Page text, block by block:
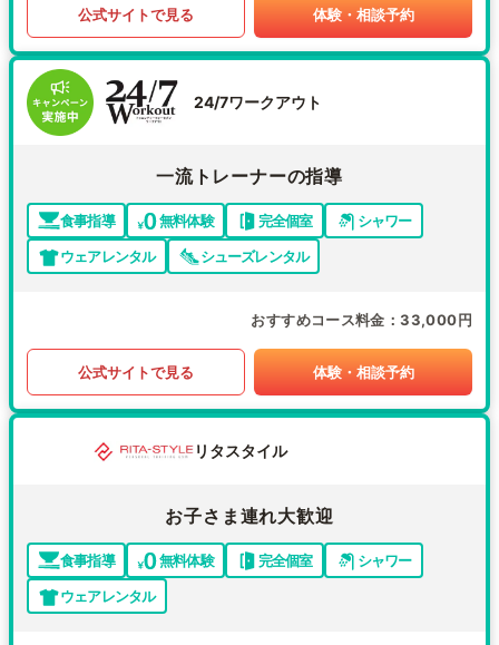
公式サイトで見る 体験・相談予約
24/7ワークアウト
一流トレーナーの指導
食事指導 無料体験 完全個室
シャワー
ウェアレンタル
シューズレンタル
おすすめコース料金 33,000円
公式サイトで見る 体験・相談予約
リタスタイル
お子さま連れ大歓迎
食事指導 無料体験 完全個室
シャワー
ウェアレンタル